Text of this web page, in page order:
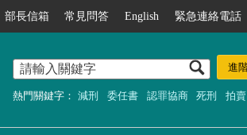
部長信箱 常見問答 English 緊急連絡電話
熱門關鍵字： 減刑 委任書 認罪協商 死刑 拍賣